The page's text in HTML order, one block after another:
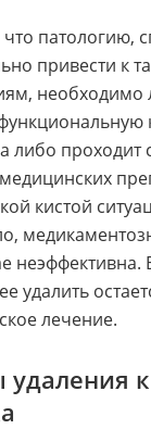
патологию,
привести к
необходимо
либо проходит
кистой
удалить
лечение.
удаления